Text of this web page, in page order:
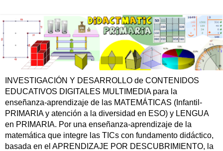
INVESTIGACIÓN Y DESARROLLO de CONTENIDOS
EDUCATIVOS DIGITALES MULTIMEDIA para la
enseñanza-aprendizaje de las MATEMÁTICAS (Infantil-
PRIMARIA y atención a la diversidad en ESO) y LENGUA
en PRIMARIA. Por una enseñanza-aprendizaje de la
matemática que integre las TICs con fundamento didáctico,
basada en el APRENDIZAJE POR DESCUBRIMIENTO, la